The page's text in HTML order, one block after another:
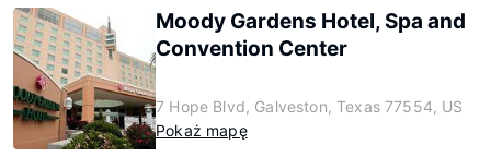
Moody Gardens Hotel, Spa and
Convention Center
7 Hope Blvd, Galveston, Texas 77554, US
Pokaż mapę